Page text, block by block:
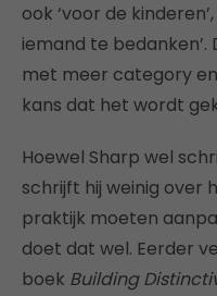
ook ‘voor de
iemand te
met meer category
kans dat het wordt
Hoewel Sharp wel
schrijft hij weinig over
praktijk moeten
doet dat wel. Eerder
boek Building